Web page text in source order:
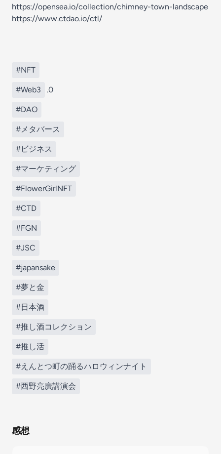
https://opensea.io/collection/chimney-town-landscape
https://www.ctdao.io/ctl/
#NFT
#Web3 .0
#DAO
#メタバース
#ビジネス
#マーケティング
#FlowerGirlNFT
#CTD
#FGN
#JSC
#japansake
#夢と金
#日本酒
#推し酒コレクション
#推し活
#えんとつ町の踊るハロウィンナイト
#西野亮廣講演会
感想